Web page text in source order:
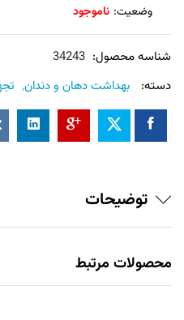
وضعیت: ناموجود
شناسه محصول: 34243
دسته:
بهداشت دهان و دندان,
توضیحات
محصولات مرتبط